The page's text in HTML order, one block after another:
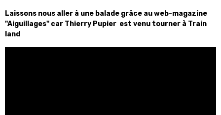
Laissons nous aller à une balade grâce au web-magazine
"Aiguillages" car Thierry Pupier est venu tourner à Train
land